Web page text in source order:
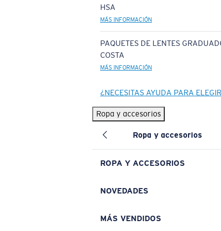
HSA
MÁS INFORMACIÓN
PAQUETES DE LENTES
COSTA
MÁS INFORMACIÓN
¿NECESITAS AYUDA PARA
Ropa y accesorios
Ropa y accesorios
ROPA Y ACCESORIOS
NOVEDADES
MÁS VENDIDOS